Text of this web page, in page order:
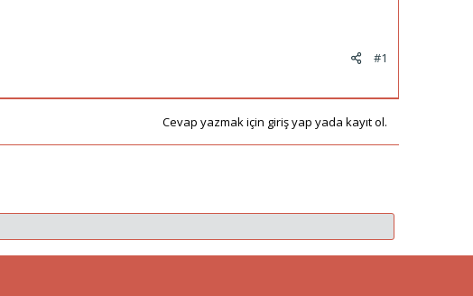
#1
Cevap yazmak için giriş yap yada kayıt ol.